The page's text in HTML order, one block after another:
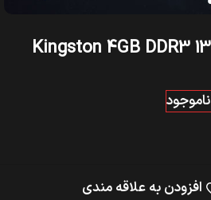
ناموجود
افزودن به علاقه مندی